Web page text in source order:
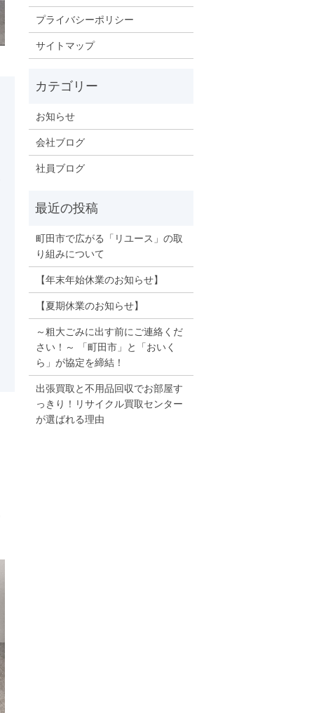
プライバシーポリシー
サイトマップ
お知らせ
会社ブログ
社員ブログ
町田市で広がる「リユース」の取
り組みについて
【年末年始休業のお知らせ】
【夏期休業のお知らせ】
～粗大ごみに出す前にご連絡くだ
さい！～ 「町田市」と「おいく
ら」が協定を締結！
出張買取と不用品回収でお部屋す
っきり！リサイクル買取センター
が選ばれる理由